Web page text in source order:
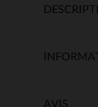
AVIS